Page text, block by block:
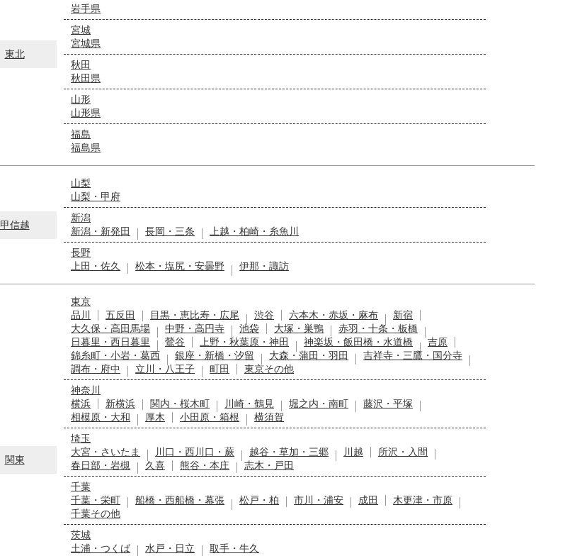
東北
岩手県
宮城
宮城県
秋田
秋田県
山形
山形県
福島
福島県
甲信越
山梨
山梨・甲府
新潟
新潟・新発田
長岡・三条
上越・柏崎・糸魚川
長野
上田・佐久
松本・塩尻・安曇野 伊那・諏訪
関東
東京
品川
五反田 目黒・恵比寿・広尾 渋谷 六本木・赤坂・麻布
新宿
大久保・高田馬場
中野・高円寺 池袋 大塚・巣鴨
赤羽・十条・板橋
日暮里・西日暮里
鶯谷 上野・秋葉原・神田 神楽坂・飯田橋・水道橋
吉原
錦糸町・小岩・葛西
銀座・新橋・汐留 大森・蒲田・羽田
吉祥寺・三鷹・国分寺
調布・府中
立川・八王子 町田
東京その他
神奈川
横浜
新横浜 関内・桜木町 川崎・鶴見 堀之内・南町
藤沢・平塚
相模原・大和
厚木 小田原・箱根
横須賀
埼玉
大宮・さいたま
川口・西川口・蕨 越谷・草加・三郷 川越
所沢・入間
春日部・岩槻
久喜 熊谷・本庄
志木・戸田
千葉
千葉・栄町
船橋・西船橋・幕張 松戸・柏 市川・浦安 成田
木更津・市原
千葉その他
茨城
土浦・つくば
水戸・日立
取手・牛久